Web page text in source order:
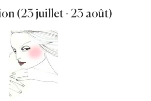
(23 juillet - 23 août)